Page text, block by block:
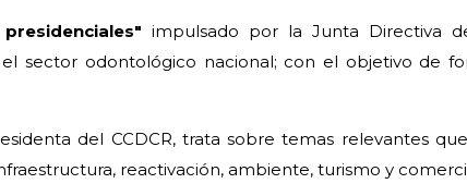
impulsado por la Junta Directiva
sector odontológico nacional; con el objetivo de
del CCDCR, trata sobre temas relevantes
reactivación, ambiente, turismo y